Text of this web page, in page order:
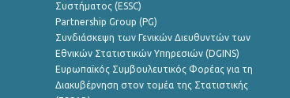
Συστήματος (ESSC)
Partnership Group (PG)
Συνδιάσκεψη των Γενικών Διευθυντών των
Εθνικών Στατιστικών Υπηρεσιών (DGINS)
Ευρωπαϊκός Συμβουλευτικός Φορέας για τη
Διακυβέρνηση στον τομέα της Στατιστικής